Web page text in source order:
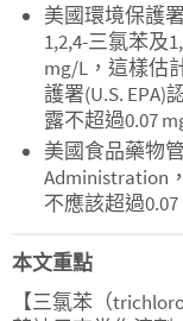
美國環境保護
1,2,4-三氯苯及
mg/L，這樣估
護署(U.S. EPA)
露不超過0.07
美國食品藥物
Administration
不應該超過0.07
本文重點
【三氯苯（